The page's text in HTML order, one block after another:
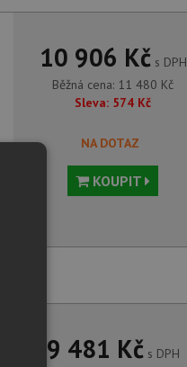
10 906 Kčs DPH
Běžná cena: 11 480 Kč
Sleva: 574 Kč
NA DOTAZ
KOUPIT
9 481 Kčs DPH